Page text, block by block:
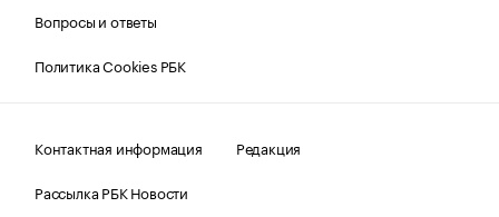
Вопросы и ответы
Политика Cookies РБК
Контактная информация
Редакция
Рассылка РБК Новости